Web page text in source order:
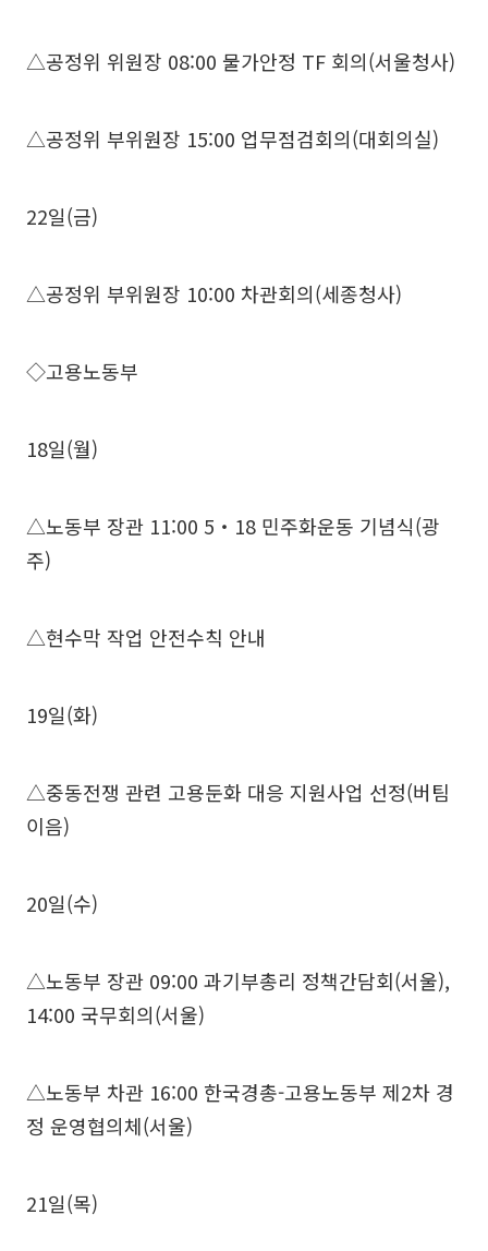
△공정위 위원장 08:00 물가안정 TF 회의(서울청사)
△공정위 부위원장 15:00 업무점검회의(대회의실)
22일(금)
△공정위 부위원장 10:00 차관회의(세종청사)
◇고용노동부
18일(월)
△노동부 장관 11:00 5‧18 민주화운동 기념식(광
주)
△현수막 작업 안전수칙 안내
19일(화)
△중동전쟁 관련 고용둔화 대응 지원사업 선정(버팀
이음)
20일(수)
△노동부 장관 09:00 과기부총리 정책간담회(서울),
14:00 국무회의(서울)
△노동부 차관 16:00 한국경총-고용노동부 제2차 경
정 운영협의체(서울)
21일(목)